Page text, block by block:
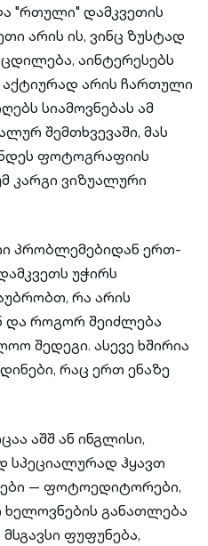
"რთული" დამკვეთის
არის ის, ვინც ზუსტად
აინტერესებს
არის ჩართული
სიამოვნებას ამ
შემთხვევაში, მას
ფოტოგრაფიის
კარგი ვიზუალური
პრობლემებიდან ერთ-
უჭირს
რა არის
როგორ შეიძლება
შედეგი. ასევე ხშირია
რაც ერთ ენაზე
აშშ ან ინგლისი,
სპეციალურად ჰყავთ
— ფოტოედიტორები,
განათლება
ფუფუნება,